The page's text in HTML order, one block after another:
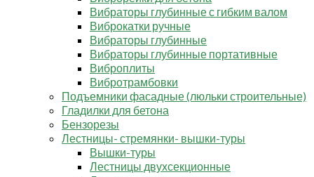
Вибраторы глубинные с гибким валом
Виброкатки ручные
Вибраторы глубинные
Вибраторы глубинные портативные
Виброплиты
Вибротрамбовки
Подъемники фасадные (люльки строительные)
Гладилки для бетона
Бензорезы
Лестницы- стремянки- вышки-туры
Вышки-туры
Лестницы двухсекционные